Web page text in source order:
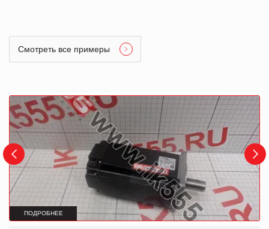
Смотреть все примеры
ПОДРОБНЕЕ